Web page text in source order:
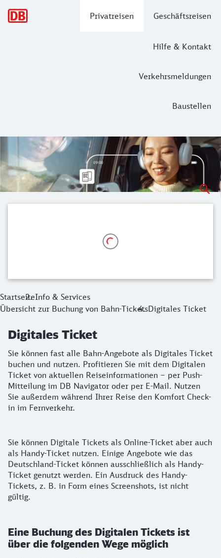
Privatreisen Geschäftsreisen
Hilfe & Kontakt
Verkehrsmeldungen
Baustellen
Digitales Ticket
Sie können fast alle Bahn-Angebote als Digitales Ticket
StartseiteInfo & Services
Übersicht zur Buchung von Bahn-TicketsDigitales Ticket
Digitales Ticket
Sie können fast alle Bahn-Angebote als Digitales Ticket
buchen und nutzen. Profitieren Sie mit dem Digitalen
Ticket von aktuellen Reiseinformationen – per Push-
Mitteilung im DB Navigator oder per E-Mail. Nutzen
Sie außerdem während Ihrer Reise den Komfort Check-
in im Fernverkehr.
Digitale Tickets
Sie können Digitale Tickets als Online-Ticket aber auch
als Handy-Ticket nutzen. Einige Angebote wie das
Deutschland-Ticket können ausschließlich als Handy-
Ticket genutzt werden. Ein Ausdruck des Handy-
Tickets, z. B. in Form eines Screenshots, ist nicht
gültig.
Eine Buchung des Digitalen Tickets ist
über die folgenden Wege möglich